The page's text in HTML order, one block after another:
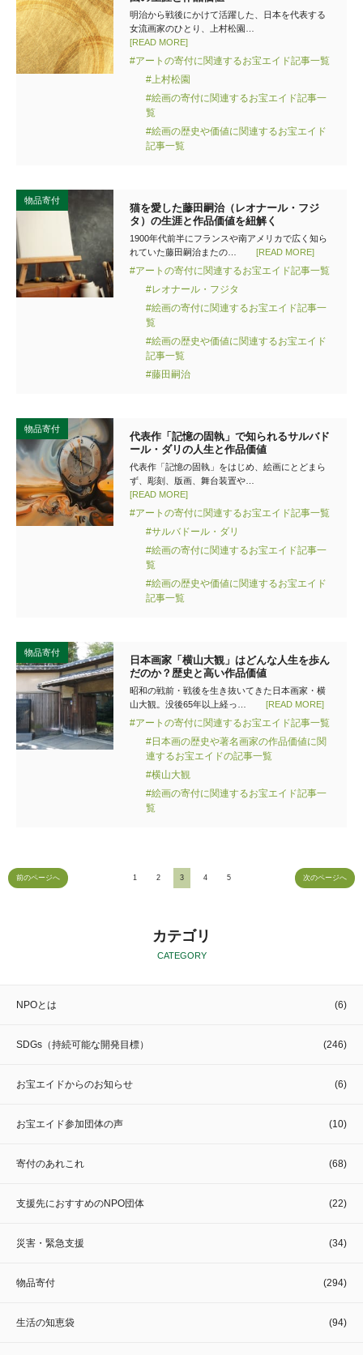
明治から戦後にかけて活躍した、日本を代表する
女流画家のひとり、上村松園…
[READ MORE]
#アートの寄付に関連するお宝エイド記事一覧
#上村松園
#絵画の寄付に関連するお宝エイド記事一
覧
#絵画の歴史や価値に関連するお宝エイド
記事一覧
物品寄付
猫を愛した藤田嗣治（レオナール・フジ
タ）の生涯と作品価値を紐解く
1900年代前半にフランスや南アメリカで広く知ら
れていた藤田嗣治またの…
[READ MORE]
#アートの寄付に関連するお宝エイド記事一覧
#レオナール・フジタ
#絵画の寄付に関連するお宝エイド記事一
覧
#絵画の歴史や価値に関連するお宝エイド
記事一覧
#藤田嗣治
物品寄付
代表作「記憶の固執」で知られるサルバド
ール・ダリの人生と作品価値
代表作「記憶の固執」をはじめ、絵画にとどまら
ず、彫刻、版画、舞台装置や…
[READ MORE]
#アートの寄付に関連するお宝エイド記事一覧
#サルバドール・ダリ
#絵画の寄付に関連するお宝エイド記事一
覧
#絵画の歴史や価値に関連するお宝エイド
記事一覧
物品寄付
日本画家「横山大観」はどんな人生を歩ん
だのか？歴史と高い作品価値
昭和の戦前・戦後を生き抜いてきた日本画家・横
山大観。没後65年以上経っ…
[READ MORE]
#アートの寄付に関連するお宝エイド記事一覧
#日本画の歴史や著名画家の作品価値に関
連するお宝エイドの記事一覧
#横山大観
#絵画の寄付に関連するお宝エイド記事一
覧
前のページへ 1 2 3 4 5 次のページへ
カテゴリ
CATEGORY
NPOとは (6)
SDGs（持続可能な開発目標） (246)
お宝エイドからのお知らせ (6)
お宝エイド参加団体の声 (10)
寄付のあれこれ (68)
支援先におすすめのNPO団体 (22)
災害・緊急支援 (34)
物品寄付 (294)
生活の知恵袋 (94)